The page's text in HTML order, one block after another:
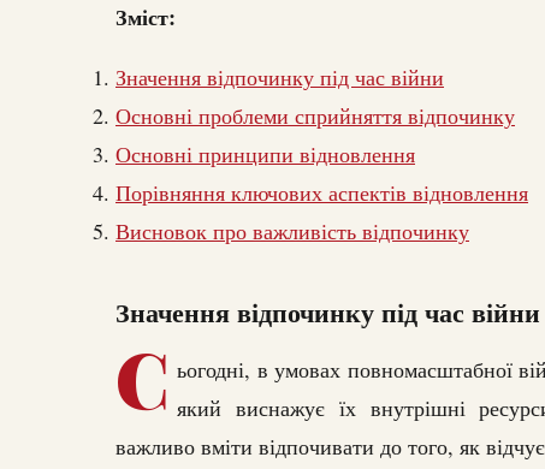
Зміст:
Значення відпочинку під час війни
Основні проблеми сприйняття відпочинку
Основні принципи відновлення
Порівняння ключових аспектів відновлення
Висновок про важливість відпочинку
Значення відпочинку під час війни
С ьогодні, в умовах повномасштабної
який виснажує їх внутрішні
важливо вміти відпочивати до того, як